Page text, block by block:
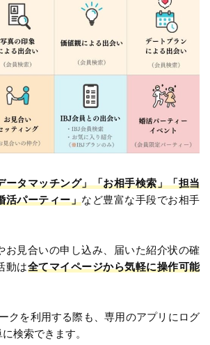
ータマッチング」「お相手検索」「担当
活パーティー」など豊富な手段でお相手
お見合いの申し込み、届いた紹介状の確
動は全てマイページから気軽に操作可能
クを利用する際も、専用のアプリにログ
検索できます。